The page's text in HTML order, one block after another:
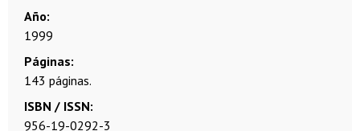
Año
1999
Páginas
143 páginas.
ISBN / ISSN
956-19-0292-3